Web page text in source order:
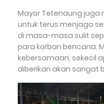
Mayor Tetenaung juga
untuk terus menjaga
di masa-masa sulit
para korban bencana.
kebersamaan, sekecil
diberikan akan sangat